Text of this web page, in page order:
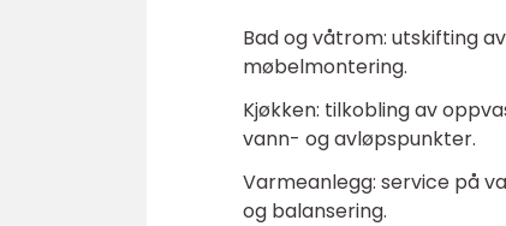
Bad og våtrom: utskifting
møbelmontering.
Kjøkken: tilkobling av
vann- og avløpspunkter.
Varmeanlegg: service på
og balansering.